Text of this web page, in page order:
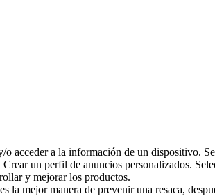
acceder a la información de un dispositivo.
un perfil de anuncios personalizados.
y mejorar los productos.
mejor manera de prevenir una resaca,